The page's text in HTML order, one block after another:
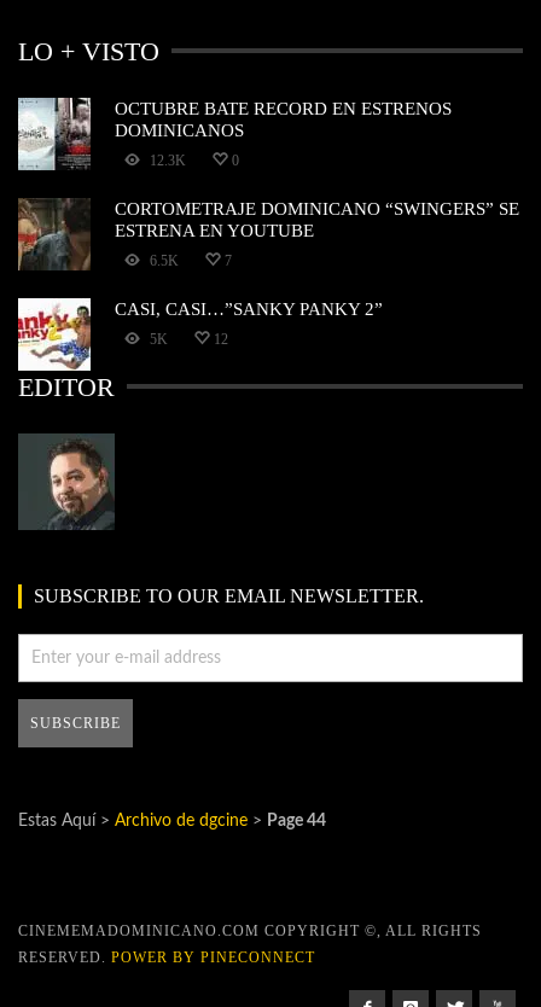
LO + VISTO
OCTUBRE BATE RECORD EN ESTRENOS
DOMINICANOS
12.3K 0
CORTOMETRAJE DOMINICANO “SWINGERS” SE
ESTRENA EN YOUTUBE
6.5K 7
CASI, CASI…”SANKY PANKY 2”
5K 12
EDITOR
SUBSCRIBE TO OUR EMAIL NEWSLETTER.
Estas Aquí > Archivo de dgcine > Page 44
CINEMEMADOMINICANO.COM COPYRIGHT ©, ALL RIGHTS
RESERVED. POWER BY PINECONNECT